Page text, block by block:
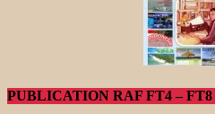
PUBLICATION RAF FT4 – FT8